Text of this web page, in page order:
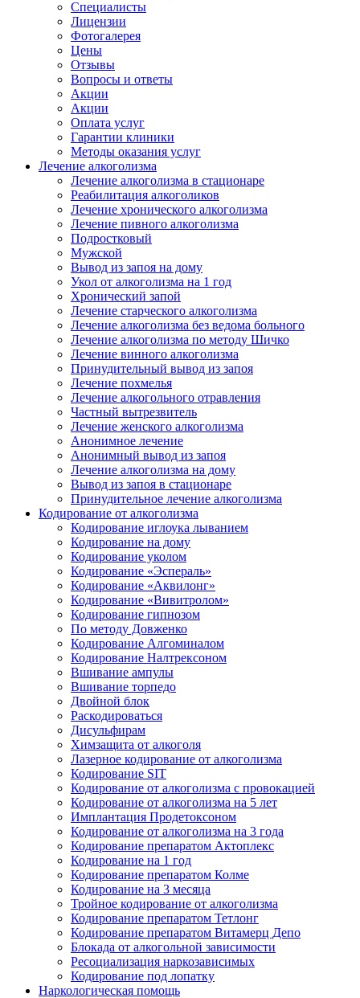
Специалисты
Лицензии
Фотогалерея
Цены
Отзывы
Вопросы и ответы
Акции
Акции
Оплата услуг
Гарантии клиники
Методы оказания услуг
Лечение алкоголизма
Лечение алкоголизма в стационаре
Реабилитация алкоголиков
Лечение хронического алкоголизма
Лечение пивного алкоголизма
Подростковый
Мужской
Вывод из запоя на дому
Укол от алкоголизма на 1 год
Хронический запой
Лечение старческого алкоголизма
Лечение алкоголизма без ведома больного
Лечение алкоголизма по методу Шичко
Лечение винного алкоголизма
Принудительный вывод из запоя
Лечение похмелья
Лечение алкогольного отравления
Частный вытрезвитель
Лечение женского алкоголизма
Анонимное лечение
Анонимный вывод из запоя
Лечение алкоголизма на дому
Вывод из запоя в стационаре
Принудительное лечение алкоголизма
Кодирование от алкоголизма
Кодирование иглоука лыванием
Кодирование на дому
Кодирование уколом
Кодирование «Эспераль»
Кодирование «Аквилонг»
Кодирование «Вивитролом»
Кодирование гипнозом
По методу Довженко
Кодирование Алгоминалом
Кодирование Налтрексоном
Вшивание ампулы
Вшивание торпедо
Двойной блок
Раскодироваться
Дисульфирам
Химзащита от алкоголя
Лазерное кодирование от алкоголизма
Кодирование SIT
Кодирование от алкоголизма с провокацией
Кодирование от алкоголизма на 5 лет
Имплантация Продетоксоном
Кодирование от алкоголизма на 3 года
Кодирование препаратом Актоплекс
Кодирование на 1 год
Кодирование препаратом Колме
Кодирование на 3 месяца
Тройное кодирование от алкоголизма
Кодирование препаратом Тетлонг
Кодирование препаратом Витамерц Депо
Блокада от алкогольной зависимости
Ресоциализация наркозависимых
Кодирование под лопатку
Наркологическая помощь